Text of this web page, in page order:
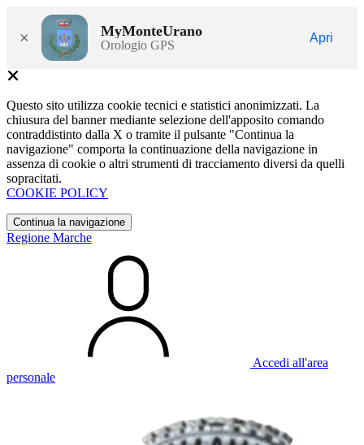
× MyMonteUrano
Orologio GPS
Apri
Questo sito utilizza cookie tecnici e statistici anonimizzati. La
chiusura del banner mediante selezione dell'apposito comando
contraddistinto dalla X o tramite il pulsante "Continua la
navigazione" comporta la continuazione della navigazione in
assenza di cookie o altri strumenti di tracciamento diversi da quelli
sopracitati.
COOKIE POLICY
Continua la navigazione
Regione Marche
Accedi all'area
personale